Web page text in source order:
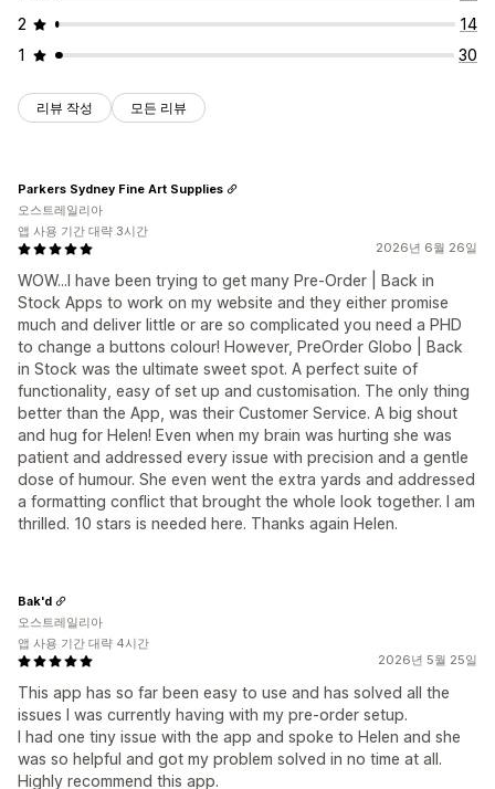
2
14
1
30
리뷰 작성 모든 리뷰
2026년 6월 26일
WOW...I have been trying to get many Pre-Order | Back in
Stock Apps to work on my website and they either promise
much and deliver little or are so complicated you need a PHD
to change a buttons colour! However, PreOrder Globo | Back
in Stock was the ultimate sweet spot. A perfect suite of
functionality, easy of set up and customisation. The only thing
better than the App, was their Customer Service. A big shout
and hug for Helen! Even when my brain was hurting she was
patient and addressed every issue with precision and a gentle
dose of humour. She even went the extra yards and addressed
a formatting conflict that brought the whole look together. I am
thrilled. 10 stars is needed here. Thanks again Helen.
Parkers Sydney Fine Art Supplies
오스트레일리아
앱 사용 기간 대략 3시간
2026년 5월 25일
This app has so far been easy to use and has solved all the
issues I was currently having with my pre-order setup.
I had one tiny issue with the app and spoke to Helen and she
was so helpful and got my problem solved in no time at all.
Highly recommend this app.
Bak'd
오스트레일리아
앱 사용 기간 대략 4시간